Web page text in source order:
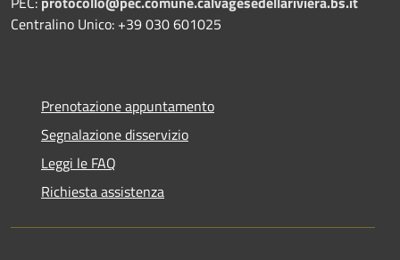
Centralino Unico: +39 030 601025
Prenotazione appuntamento
Segnalazione disservizio
Leggi le FAQ
Richiesta assistenza